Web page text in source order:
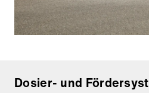
Dosier- und